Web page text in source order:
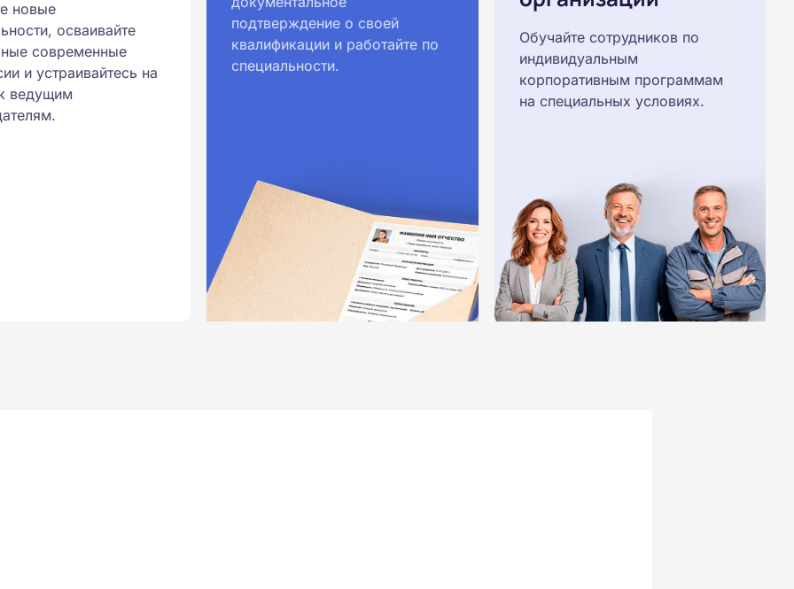
Минпросвещения России от
государственными
образования.
обучения принимаются
новые
осваивайте
современные
и устраивайтесь на
ведущим
подтверждение о своей
квалификации и работайте по
специальности.
Обучайте сотрудников по
индивидуальным
корпоративным программам
на специальных условиях.